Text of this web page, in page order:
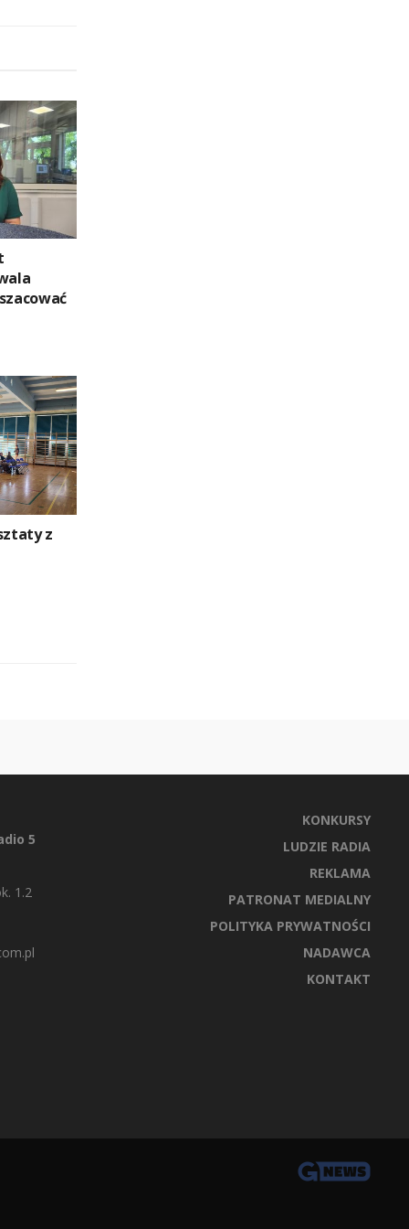
z
5
1.2
KONKURSY
LUDZIE RADIA
REKLAMA
PATRONAT MEDIALNY
POLITYKA PRYWATNOŚCI
NADAWCA
KONTAKT